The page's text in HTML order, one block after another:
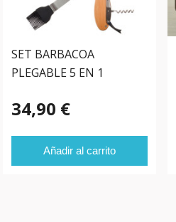
SET BARBACOA
PLEGABLE 5 EN 1
34,90 €
Añadir al carrito